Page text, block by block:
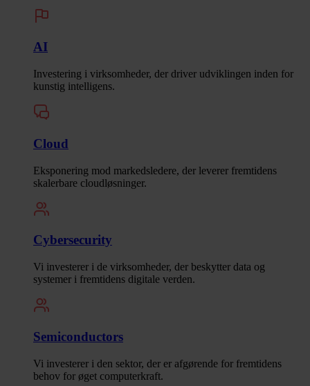
AI
Investering i virksomheder, der driver udviklingen inden for
kunstig intelligens.
Cloud
Eksponering mod markedsledere, der leverer fremtidens
skalerbare cloudløsninger.
Cybersecurity
Vi investerer i de virksomheder, der beskytter data og
systemer i fremtidens digitale verden.
Semiconductors
Vi investerer i den sektor, der er afgørende for fremtidens
behov for øget computerkraft.